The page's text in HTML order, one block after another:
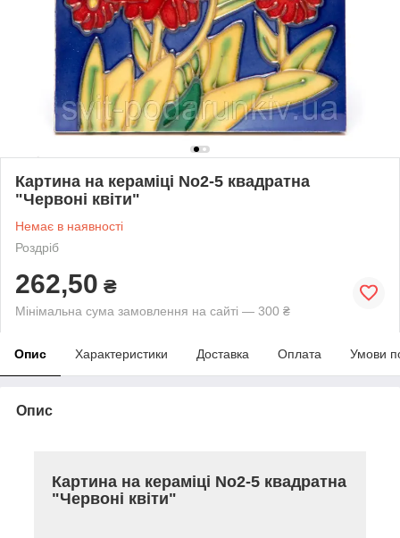
Картина на кераміці No2-5 квадратна
"Червоні квіти"
Немає в наявності
Роздріб
262,50 ₴
Мінімальна сума замовлення на сайті — 300 ₴
Опис Характеристики Доставка Оплата Умови
Опис
Картина на кераміці No2-5 квадратна
"Червоні квіти"